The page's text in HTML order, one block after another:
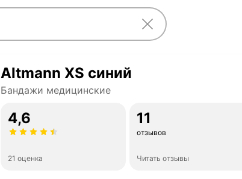
Altmann XS синий
Бандажи медицинские
4,6
21 оценка
11
отзывов
Читать отзывы